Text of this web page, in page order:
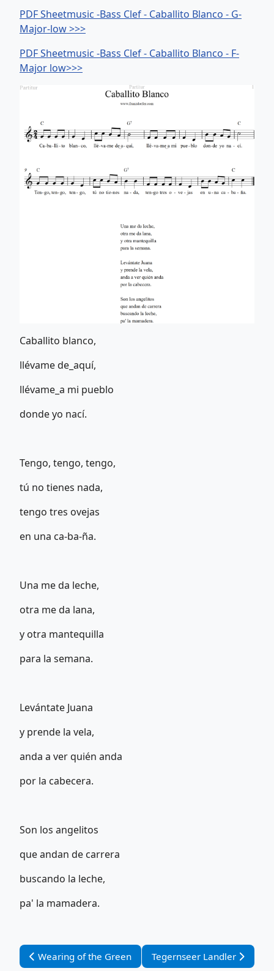
PDF Sheetmusic -Bass Clef - Caballito Blanco - G-
Major-low >>>
PDF Sheetmusic -Bass Clef - Caballito Blanco - F-
Major low>>>
Caballito blanco,
llévame de_aquí,
llévame_a mi pueblo
donde yo nací.
Tengo, tengo, tengo,
tú no tienes nada,
tengo tres ovejas
en una ca-ba-ña.
Una me da leche,
otra me da lana,
y otra mantequilla
para la semana.
Levántate Juana
y prende la vela,
anda a ver quién anda
por la cabecera.
Son los angelitos
que andan de carrera
buscando la leche,
pa' la mamadera.
Vorheriger Beitrag: Wearing of the Green
Wearing of the Green Nächster Beitrag:
Tegernseer Landler